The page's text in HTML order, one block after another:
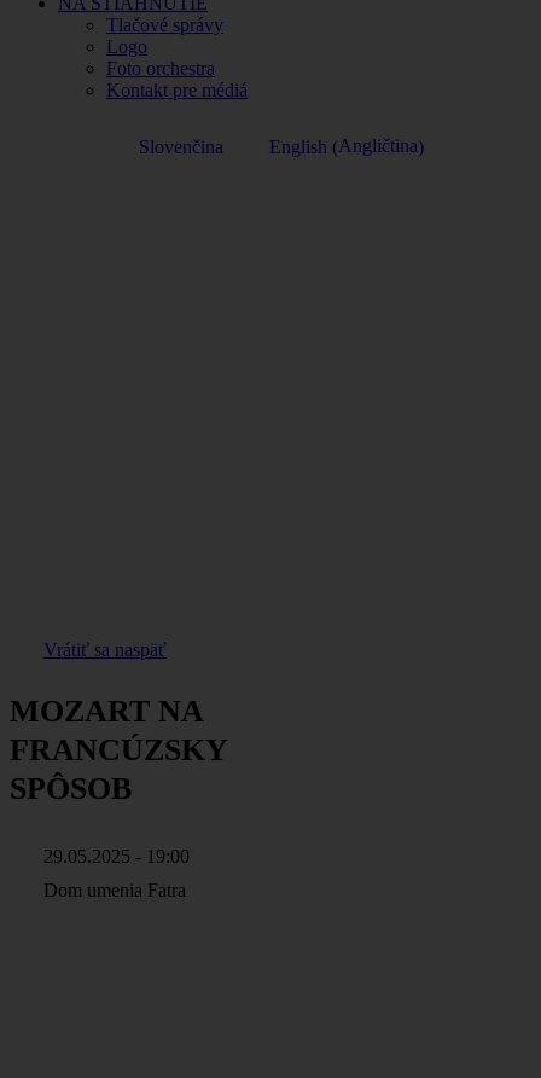
Tlačové správy
Logo
Foto orchestra
Kontakt pre médiá
Slovenčina English (Angličtina)
Vrátiť sa naspäť
MOZART NA
FRANCÚZSKY
SPÔSOB
29.05.2025 - 19:00
Dom umenia Fatra